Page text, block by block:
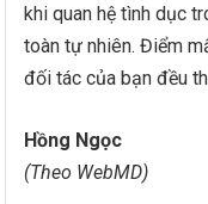
khi quan hệ tình dục
toàn tự nhiên. Điểm
đối tác của bạn đều
Hồng Ngọc
(Theo WebMD)